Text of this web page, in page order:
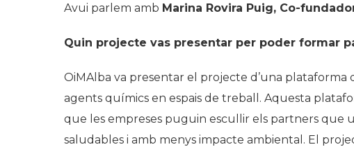
Avui parlem amb Marina Rovira Puig, Co-
Quin projecte vas presentar per poder formar
OiMAlba va presentar el projecte d’una plataforma
agents químics en espais de treball. Aquesta
que les empreses puguin escullir els partners que
saludables i amb menys impacte ambiental. El